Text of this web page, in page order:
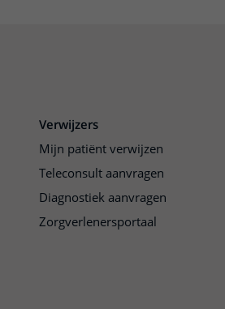
Verwijzers
Mijn patiënt verwijzen
Teleconsult aanvragen
Diagnostiek aanvragen
Zorgverlenersportaal